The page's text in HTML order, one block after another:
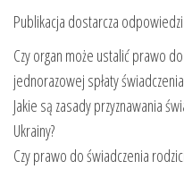
Publikacja dostarcza
Czy organ może ustalić prawo
jednorazowej spłaty
Jakie są zasady przyznawania
Ukrainy?
Czy prawo do świadczenia